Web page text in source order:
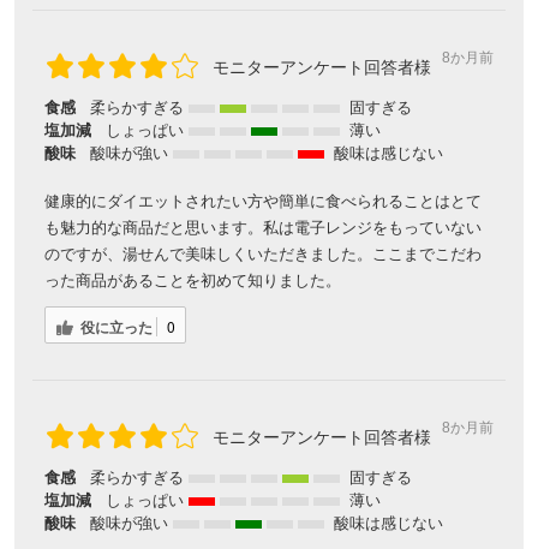
モニターアンケート回答者様 8か月前
食感 柔らかすぎる
固すぎる
塩加減
しょっぱい
薄い
酸味
酸味が強い 酸味は感じない
健康的にダイエットされたい方や簡単に食べられることはとて
も魅力的な商品だと思います。私は電子レンジをもっていない
のですが、湯せんで美味しくいただきました。ここまでこだわ
った商品があることを初めて知りました。
役に立った 0
モニターアンケート回答者様 8か月前
食感 柔らかすぎる
固すぎる
塩加減
しょっぱい
薄い
酸味
酸味が強い 酸味は感じない